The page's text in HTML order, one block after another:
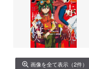
画像を全て表示（2件）